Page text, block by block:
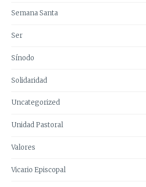
Semana Santa
Ser
Sínodo
Solidaridad
Uncategorized
Unidad Pastoral
Valores
Vicario Episcopal